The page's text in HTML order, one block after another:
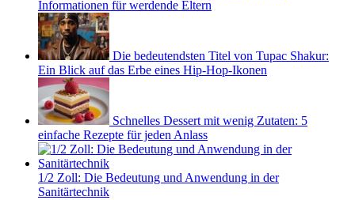
Informationen für werdende Eltern
Die bedeutendsten Titel von Tupac Shakur:
Ein Blick auf das Erbe eines Hip-Hop-Ikonen
Schnelles Dessert mit wenig Zutaten: 5
einfache Rezepte für jeden Anlass
1/2 Zoll: Die Bedeutung und Anwendung in der
Sanitärtechnik